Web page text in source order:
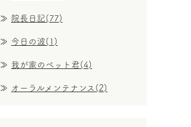
院長日記(77)
今日の波(1)
我が家のペット君(4)
オーラルメンテナンス(2)